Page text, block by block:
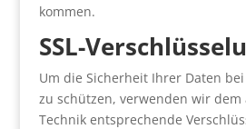
kom­men.
SSL-
Um die Sicher­heit Ihrer Daten
zu schüt­zen, ver­wen­den wir
Tech­nik ent­spre­chen­de